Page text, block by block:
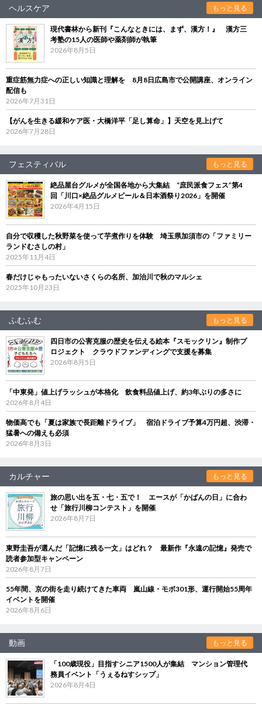
ヘルスケア もっと見る
現代書林から新刊『こんなときには、まず、漢方！』 漢方三
考塾の15人の医師や薬剤師が執筆
2026年8月5日
重症筋無力症への正しい知識と理解を 8月8日広島市で公開講座、オンライン
配信も
2026年7月31日
【がんを生きる緩和ケア医・大橋洋平「足し算命」】天空を見上げて
2026年7月28日
フェスティバル もっと見る
絶品屋台グルメが全国各地から大集結 “庶民派食フェス”第4
回「川口×絶品グルメビール＆日本酒祭り2026」を開催
2026年4月15日
自分で収穫した秋野菜を使って芋煮作りを体験 埼玉県加須市の「ファミリー
ランドむさしの村」
2025年11月4日
春だけじゃもったいないさくらの名所、加治川で秋のマルシェ
2025年10月23日
ふむふむ もっと見る
四日市の公害克服の歴史を伝える絵本『スモックリン』制作プ
ロジェクト クラウドファンディングで支援を募集
2026年8月5日
「中東発」値上げラッシュが本格化 飲食料品値上げ、約3年ぶりの多さに
2026年8月4日
物価高でも「夏は家族で長距離ドライブ」 宿泊ドライブ予算4万円超、渋滞・
猛暑への備えも必須
2026年8月3日
カルチャー もっと見る
旅の思い出を五・七・五で！ エースが「かばんの日」に合わ
せ「旅行川柳コンテスト」を開催
2026年8月7日
東野圭吾が選んだ「記憶に残る一文」はどれ？ 最新作『永遠の記憶』発売で
読者参加型キャンペーン
2026年8月7日
55年間、京の街を走り続けてきた車両 嵐山線・モボ301形、運行開始55周年
イベントを開催
2026年8月6日
動画 もっと見る
「100歳現役」目指すシニア1500人が集結 マンション管理代
務員イベント「うぇるねすシップ」
2026年8月4日